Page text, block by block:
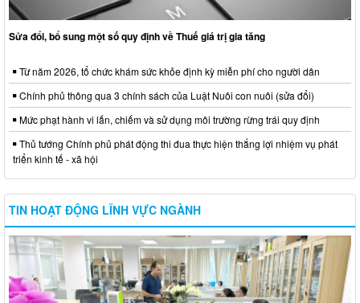
Sửa đổi, bổ sung một số quy định về Thuế giá trị gia tăng
Từ năm 2026, tổ chức khám sức khỏe định kỳ miễn phí cho người dân
Chính phủ thông qua 3 chính sách của Luật Nuôi con nuôi (sửa đổi)
Mức phạt hành vi lấn, chiếm và sử dụng môi trường rừng trái quy định
Thủ tướng Chính phủ phát động thi đua thực hiện thắng lợi nhiệm vụ phát
triển kinh tế - xã hội
TIN HOẠT ĐỘNG LĨNH VỰC NGÀNH